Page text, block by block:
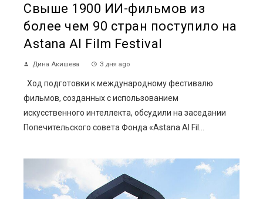
Свыше 1900 ИИ-фильмов из
более чем 90 стран поступило на
Astana AI Film Festival
Дина Акишева 3 дня ago
Ход подготовки к международному фестивалю
фильмов, созданных с использованием
искусственного интеллекта, обсудили на заседании
Попечительского совета Фонда «Astana AI Fil...